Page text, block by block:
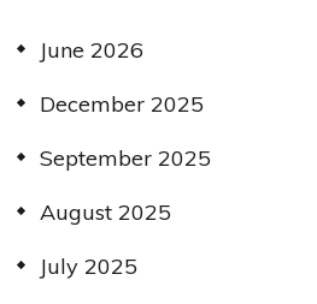
June 2026
December 2025
September 2025
August 2025
July 2025